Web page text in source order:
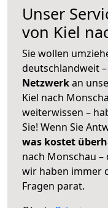
Unser
von Kiel
Sie wollen
deutschlandweit
Netzwerkan
Kiel nach
weiterwissen –
Sie! Wenn Sie
was kostet
nach Monschau –
wir haben immer
Fragen parat.